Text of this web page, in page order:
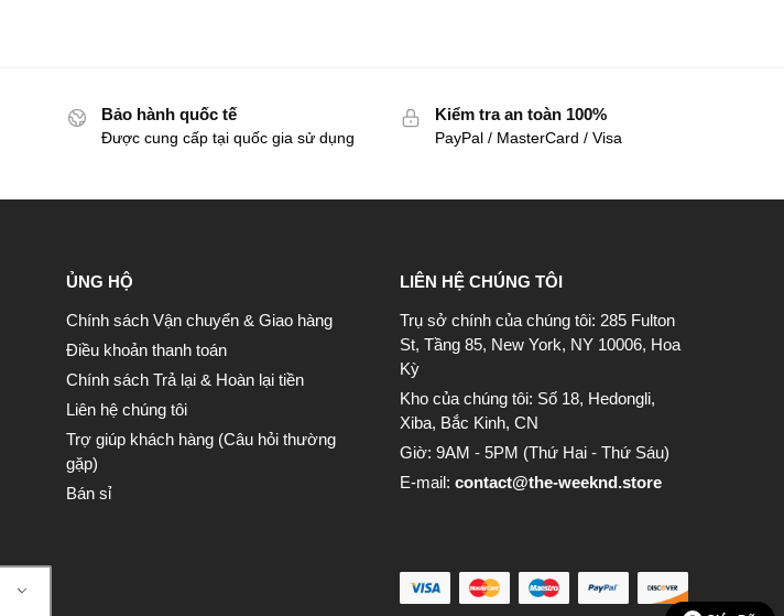
Bảo hành quốc tế
Được cung cấp tại quốc gia sử dụng
Kiểm tra an toàn 100%
PayPal / MasterCard / Visa
ỦNG HỘ
Chính sách Vận chuyển & Giao hàng
Điều khoản thanh toán
Chính sách Trả lại & Hoàn lại tiền
Liên hệ chúng tôi
Trợ giúp khách hàng (Câu hỏi thường
gặp)
Bán sỉ
LIÊN HỆ CHÚNG TÔI
Trụ sở chính của chúng tôi: 285 Fulton
St, Tầng 85, New York, NY 10006, Hoa
Kỳ
Kho của chúng tôi: Số 18, Hedongli,
Xiba, Bắc Kinh, CN
Giờ: 9AM - 5PM (Thứ Hai - Thứ Sáu)
E-mail: contact@the-weeknd.store